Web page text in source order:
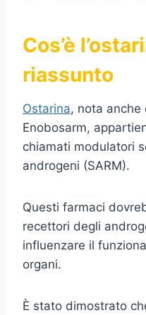
Cos’è
riassunto
Ostarina, nota anche
Enobosarm,
chiamati modulatori
androgeni (SARM).
Questi farmaci
recettori degli
influenzare il
organi.
È stato dimostrato